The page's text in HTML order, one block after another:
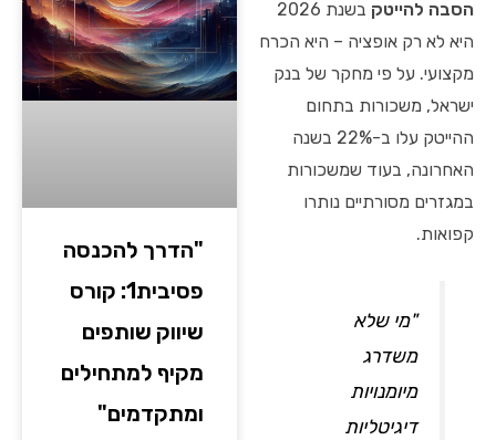
הסבה להייטק
בשנת 2026
היא לא רק אופציה – היא הכרח
מקצועי. על פי מחקר של בנק
ישראל, משכורות בתחום
ההייטק עלו ב-22% בשנה
האחרונה, בעוד שמשכורות
במגזרים מסורתיים נותרו
קפואות.
"מי שלא
משדרג
מיומנויות
דיגיטליות
"הדרך להכנסה
פסיבית1: קורס
שיווק שותפים
מקיף למתחילים
ומתקדמים"